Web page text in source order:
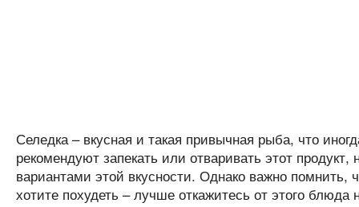
Селедка – вкусная и такая привычная рыба, что
рекомендуют запекать или отваривать этот
вариантами этой вкусности. Однако важно помнить,
хотите похудеть – лучше откажитесь от этого блюда